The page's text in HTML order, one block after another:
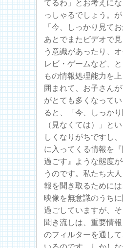
てるわ」とお考えに
っしゃるでしょう。
「今、しっかり見て
あとでまたビデオで
う意識があったり、
レビ・ゲームなど、
もの情報処理能力を
囲まれて、お子さん
がとても多くなって
ると、「今、しっか
（見なくては）」と
しくなりがちですし
に入ってくる情報を
過ごす』ような態度
うのです。私たち大
報を聞き取るために
映像を無意識のうち
過ごしていますが、
聞き流しは、重要情
のフィルターを通し